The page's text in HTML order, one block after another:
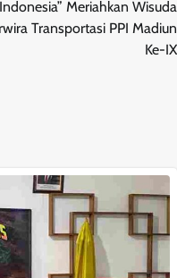
Indonesia” Meriahkan Wisuda
Transportasi PPI Madiun
Ke-IX